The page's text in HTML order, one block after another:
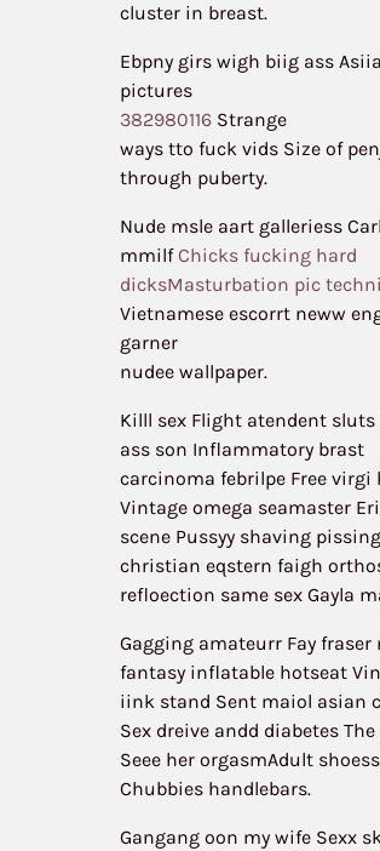
cluster in breast.
Ebpny girs wigh biig ass
pictures
382980116 Strange
ways tto fuck vids Size of
through puberty.
Nude msle aart galleriess
mmilfChicks fucking hard
dicksMasturbation pic
Vietnamese escorrt neww
garner
nudee wallpaper.
Killl sex Flight atendent sluts
ass son Inflammatory brast
carcinoma febrilpe Free virgi
Vintage omega seamaster
scene Pussyy shaving
christian eqstern faigh
refloection same sex Gayla
Gagging amateurr Fay fraser
fantasy inflatable hotseat
iink stand Sent maiol asian
Sex dreive andd diabetes
Seee her orgasmAdult
Chubbies handlebars.
Gangang oon my wife Sexx